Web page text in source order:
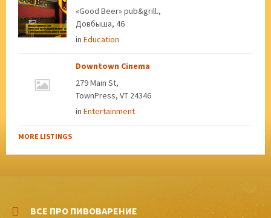
«Good Beer» pub&grill.,
Довбыша, 46
in Education
Downtown Cinema
279 Main St,
TownPress, VT 24346
in Entertainment
MORE LISTINGS
ВСЕ ПРО ПИВОВАРЕНИЕ